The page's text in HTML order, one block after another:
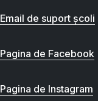
Email de suport școli
Pagina de Facebook
Pagina de Instagram